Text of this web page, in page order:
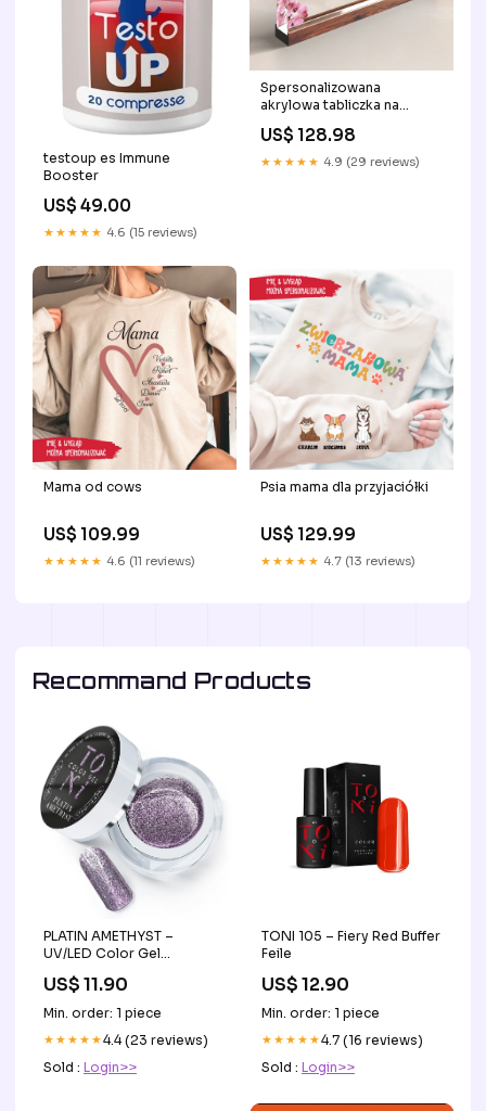
testoup es Immune
Booster
US$ 49.00
★★★★★ 4.6 (15 reviews)
Spersonalizowana
akrylowa tabliczka na
US$ 128.98
★★★★★ 4.9 (29 reviews)
Mama od cows
US$ 109.99
★★★★★ 4.6 (11 reviews)
Psia mama dla przyjaciółki
US$ 129.99
★★★★★ 4.7 (13 reviews)
Recommand Products
PLATIN AMETHYST –
UV/LED Color Gel
US$ 11.90
Min. order: 1 piece
★★★★★4.4 (23 reviews)
Sold : Login>>
TONI 105 – Fiery Red Buffer
Feile
US$ 12.90
Min. order: 1 piece
★★★★★4.7 (16 reviews)
Sold : Login>>